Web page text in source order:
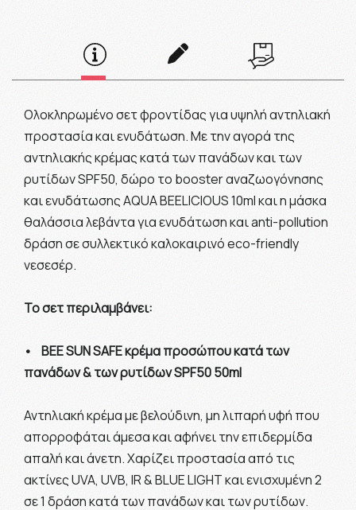
Oλοκληρωμένο σετ φροντίδας για υψηλή αντηλιακή
προστασία και ενυδάτωση. Με την αγορά της
αντηλιακής κρέμας κατά των πανάδων και των
ρυτίδων SPF50, δώρο το booster αναζωογόνησης
και ενυδάτωσης AQUA BEELICIOUS 10ml και η μάσκα
θαλάσσια λεβάντα για ενυδάτωση και anti-pollution
δράση σε συλλεκτικό καλοκαιρινό eco-friendly
νεσεσέρ.
Το σετ περιλαμβάνει:
• ΒΕΕ SUN SAFE κρέμα προσώπου κατά των
πανάδων & των ρυτίδων SPF50 50ml
Αντηλιακή κρέμα με βελούδινη, μη λιπαρή υφή που
απορροφάται άμεσα και αφήνει την επιδερμίδα
απαλή και άνετη. Χαρίζει προστασία από τις
ακτίνες UVA, UVB, IR & BLUE LIGHT και ενισχυμένη 2
σε 1 δράση κατά των πανάδων και των ρυτίδων.